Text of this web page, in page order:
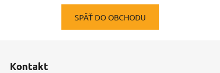
SPÄŤ DO OBCHODU
Kontakt